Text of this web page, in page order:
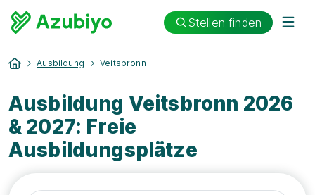
Stellen finden
Ausbildung Veitsbronn
Ausbildung Veitsbronn 2026
& 2027: Freie
Ausbildungsplätze